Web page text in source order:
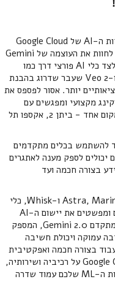
יחשוף את כל הכרזות ה-AI של Google Cloud
לצרכנים, לעסקים ולארגונים. באירוע תוכלו לחוות את העוצמה של Gemini
2.0, מודל ה-AI המתקדם ביותר של גוגל, לצד כלי AI פורצי דרך כמו
Imagen 3 ליצירת תמונות באיכות גבוהה, ו-Veo 2 שעבר שדרוג בהבנת
יותר. אסור לפספס את
מקצועי ומפגשים עם
מומחי Google Cloud - הכל ביום אחד ובמקום אחד - ביתן 2, אקספו תל
להשתמש בכלים מתקדמים
לספק מענה לאתגרים
בצורה חכמה ועד
באירוע תקבלו הצצה בלעדית ל-Astra, Mariner, Jules ו-Whisk, כלי
AI המספקים חוויות משתמש חסרות תקדים ומפשטים את יישום ה-AI
לפתרונות צרכניים. עוד תלמדו על המודל המתקדם Gemini 2.0, המספק
עמוקה ויכולת חשיבה
בצורה חכמה ואפקטיבית
יותר. כל זה על התשתית הטכנית של Google Cloud על רכיביה ושירותיה,
כמו GPU ו-TPU, שמספקת ל-AI ולפתרונות ה-ML שלכם עמוד שדרה